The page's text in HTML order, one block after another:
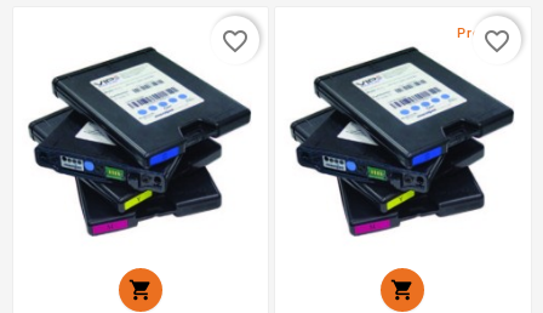

favorite_border Promo !

favorite_border